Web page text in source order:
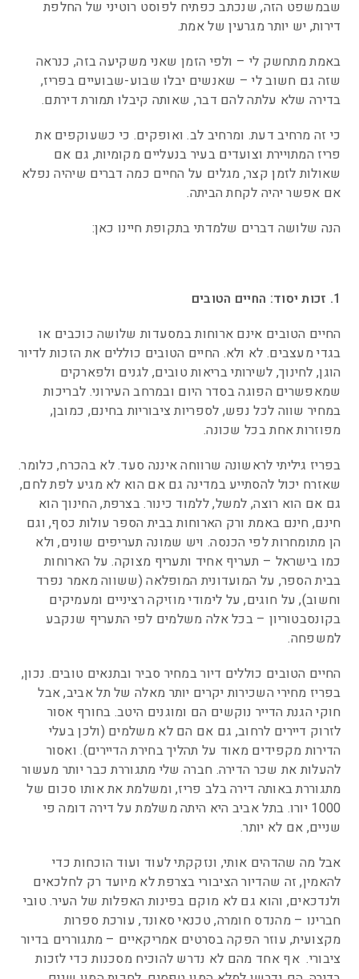
שבמשפט הזה, שנכתב כפתיח לפוסט רוטיני של החלפת
דירות, יש יותר מגרעין של אמת.
באמת מתחשק לי – ולפי הזמן שאני משקיעה בזה, כנראה
שזה גם חשוב לי – שאנשים יבלו שבוע-שבועיים בפריז,
בדירה שלא עלתה להם דבר, שאותה קיבלו תמורת דירתם.
כי זה מרחיב דעת. ומרחיב לב. ואופקים. כי כשעוקפים את
פריז המתויירת וצועדים בעיר בנעליים מקומיות, גם אם
שאולות לזמן קצר, מגלים על החיים כמה דברים שיהיה נפלא
אם אפשר יהיה לקחת הביתה.
הנה שלושה דברים שלמדתי בתקופת חיינו כאן:
1. זכות יסוד: החיים הטובים
החיים הטובים אינם ארוחות במסעדות שלושה כוכבים או
בגדי מעצבים. לא ולא. החיים הטובים כוללים את הזכות לדיור
הוגן, לחינוך, לשירותי בריאות טובים, לגנים ולפארקים
שמאפשרים הפוגה בסדר היום ובמרחב העירוני. לבריכות
במחיר שווה לכל נפש, לספריות ציבוריות בחינם, כמובן,
מפוזרות אחת בכל שכונה.
בפריז גיליתי לראשונה שרווחה איננה סעד. לא בהכרח, כלומר.
שאזרח יכול להסתייע במדינה גם אם הוא לא מגיע לפת לחם,
גם אם הוא רוצה, למשל, ללמוד כינור. בצרפת, החינוך הוא
חינם, חינם באמת ורק הארוחות בבית הספר עולות כסף, וגם
הן מתומחרות לפי הכנסה. ויש שמונה תעריפים שונים, ולא
כמו בישראל – תעריף אחיד ותעריף מצוקה. על הארוחות
בבית הספר, על המועדונית המופלאה (ששווה מאמר נפרד
וחשוב), על חוגים, על לימודי מוזיקה רציניים ומעמיקים
בקונסבטוריון – בכל אלה משלמים לפי התעריף שנקבע
למשפחה.
החיים הטובים כוללים דיור במחיר סביר ובתנאים טובים. נכון,
בפריז מחירי השכירות יקרים יותר מאלה של תל אביב, אבל
חוקי הגנת הדייר נוקשים הם ומוגנים היטב. בחורף אסור
לזרוק דיירים לרחוב, גם אם הם לא משלמים (ולכן בעלי
הדירות מקפידים מאוד על תהליך בחירת הדיירים). ואסור
להעלות את שכר הדירה. חברה שלי מתגוררת כבר יותר מעשור
מתגוררת באותה דירה בלב פריז, ומשלמת את אותו סכום של
1000 יורו. בתל אביב היא היתה משלמת על דירה דומה פי
שניים, אם לא יותר.
אבל מה שהדהים אותי, ונזקקתי לעוד ועוד הוכחות כדי
להאמין, זה שהדיור הציבורי בצרפת לא מיועד רק לחלכאים
ולנדכאים, והוא גם לא מוקם בפינות האפלות של העיר. טובי
חברינו – מהנדס חומרה, טכנאי סאונד, עורכת ספרות
מקצועית, עוזר הפקה בסרטים אמריקאיים – מתגוררים בדיור
ציבורי. אף אחד מהם לא נדרש להוכיח מסכנות כדי לזכות